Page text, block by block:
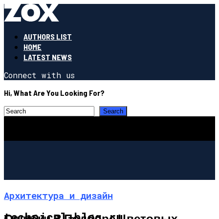
AUTHORS LIST
HOME
LATEST NEWS
Connect with us
Hi, What Are You Looking For?
Архитектура и дизайн